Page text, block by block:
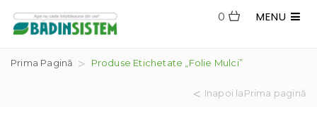
MENU
0
Prima Pagină Produse Etichetate „folie Mulci”
Inapoi laPrima pagină